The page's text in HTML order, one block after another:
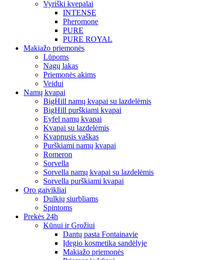
Vyriški kvepalai
INTENSE
Pheromone
PURE
PURE ROYAL
Makiažo priemonės
Lūpoms
Nagų lakas
Priemonės akims
Veidui
Namų kvapai
BigHill namų kvapai su lazdelėmis
BigHill purškiami kvapai
Eyfel namų kvapai
Kvapai su lazdelėmis
Kvapnusis vaškas
Purškiami namų kvapai
Romeron
Sorvella
Sorvella namų kvapai su lazdelėmis
Sorvella purškiami kvapai
Oro gaivikliai
Dulkių siurbliams
Spintoms
Prekės 24h
Kūnui ir Grožiui
Dantų pasta Fontainavie
Įdegio kosmetika sandėlyje
Makiažo priemonės